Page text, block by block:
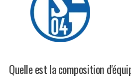
Quelle est la composition